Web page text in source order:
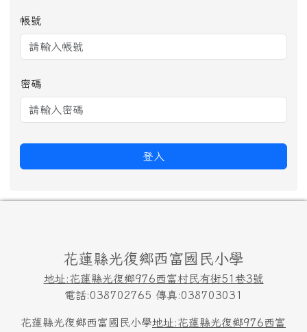
帳號
密碼
登入
頁尾區域內容
花蓮縣光復鄉西富國民小學
地址:花蓮縣光復鄉976西富村民有街51巷3號
電話:038702765 傳真:038703031
花蓮縣光復鄉西富國民小學地址:花蓮縣光復鄉976西富